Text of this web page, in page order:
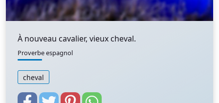
À nouveau cavalier, vieux cheval.
Proverbe espagnol
cheval